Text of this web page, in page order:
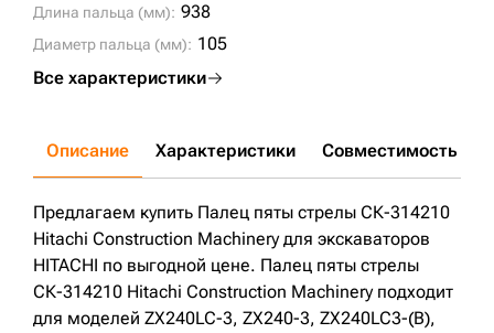
Длина пальца (мм): 938
Диаметр пальца (мм): 105
Все характеристики
Описание Характеристики Совместимость
Предлагаем купить Палец пяты стрелы СК-314210
Hitachi Construction Machinery для экскаваторов
HITACHI по выгодной цене. Палец пяты стрелы
СК-314210 Hitachi Construction Machinery подходит
для моделей ZX240LC-3, ZX240-3, ZX240LC3-(B),